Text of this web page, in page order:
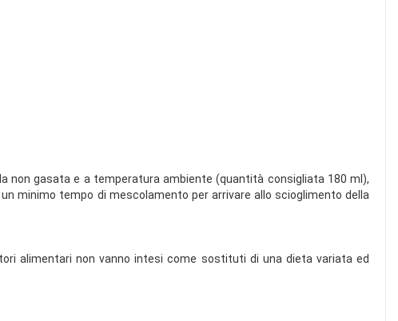
non gasata e a temperatura ambiente (quantità consigliata 180 ml),
minimo tempo di mescolamento per arrivare allo scioglimento della
alimentari non vanno intesi come sostituti di una dieta variata ed